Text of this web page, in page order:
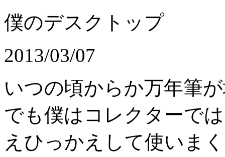
僕のデスクトップ
2013/03/07
いつの頃からか万年筆
でも僕はコレクターで
えひっかえして使いま